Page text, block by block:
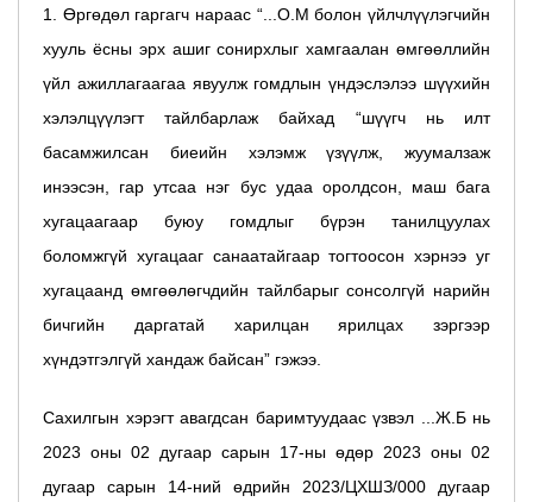
1. Өргөдөл гаргагч нараас “...О.М болон үйлчлүүлэгчийн
хууль ёсны эрх ашиг сонирхлыг хамгаалан өмгөөллийн
үйл ажиллагаагаа явуулж гомдлын үндэслэлээ шүүхийн
хэлэлцүүлэгт тайлбарлаж байхад “шүүгч нь илт
басамжилсан биеийн хэлэмж үзүүлж, жуумалзаж
инээсэн, гар утсаа нэг бус удаа оролдсон, маш бага
хугацаагаар буюу гомдлыг бүрэн танилцуулах
боломжгүй хугацааг санаатайгаар тогтоосон хэрнээ уг
хугацаанд өмгөөлөгчдийн тайлбарыг сонсолгүй нарийн
бичгийн даргатай харилцан ярилцах зэргээр
хүндэтгэлгүй хандаж байсан” гэжээ.
Сахилгын хэрэгт авагдсан баримтуудаас үзвэл ...Ж.Б нь
2023 оны 02 дугаар сарын 17-ны өдөр 2023 оны 02
дугаар сарын 14-ний өдрийн 2023/ЦХШЗ/000 дугаар